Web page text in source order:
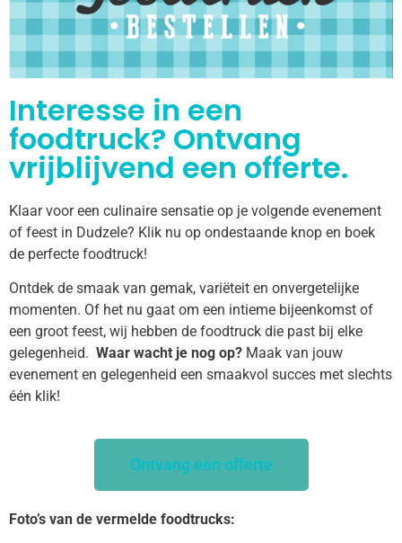
Interesse in een
foodtruck? Ontvang
vrijblijvend een offerte.
Klaar voor een culinaire sensatie op je volgende evenement
of feest in Dudzele? Klik nu op ondestaande knop en boek
de perfecte foodtruck!
Ontdek de smaak van gemak, variëteit en onvergetelijke
momenten. Of het nu gaat om een intieme bijeenkomst of
een groot feest, wij hebben de foodtruck die past bij elke
gelegenheid. Waar wacht je nog op? Maak van jouw
evenement en gelegenheid een smaakvol succes met slechts
één klik!
Ontvang een offerte
Foto’s van de vermelde foodtrucks: